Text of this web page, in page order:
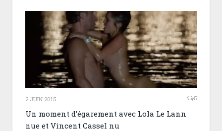
2 JUIN 2015 5
Un moment d’égarement avec Lola Le Lann
nue et Vincent Cassel nu